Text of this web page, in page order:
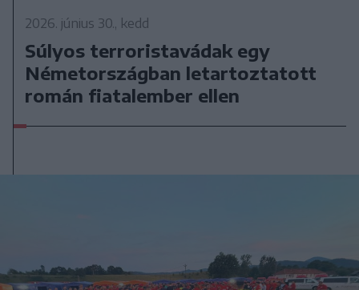
2026. június 30., kedd
Súlyos terroristavádak egy
Németországban letartoztatott
román fiatalember ellen